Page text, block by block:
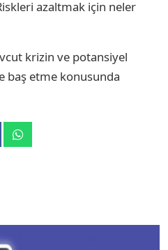
azaltmak için neler
krizin ve potansiyel
baş etme konusunda